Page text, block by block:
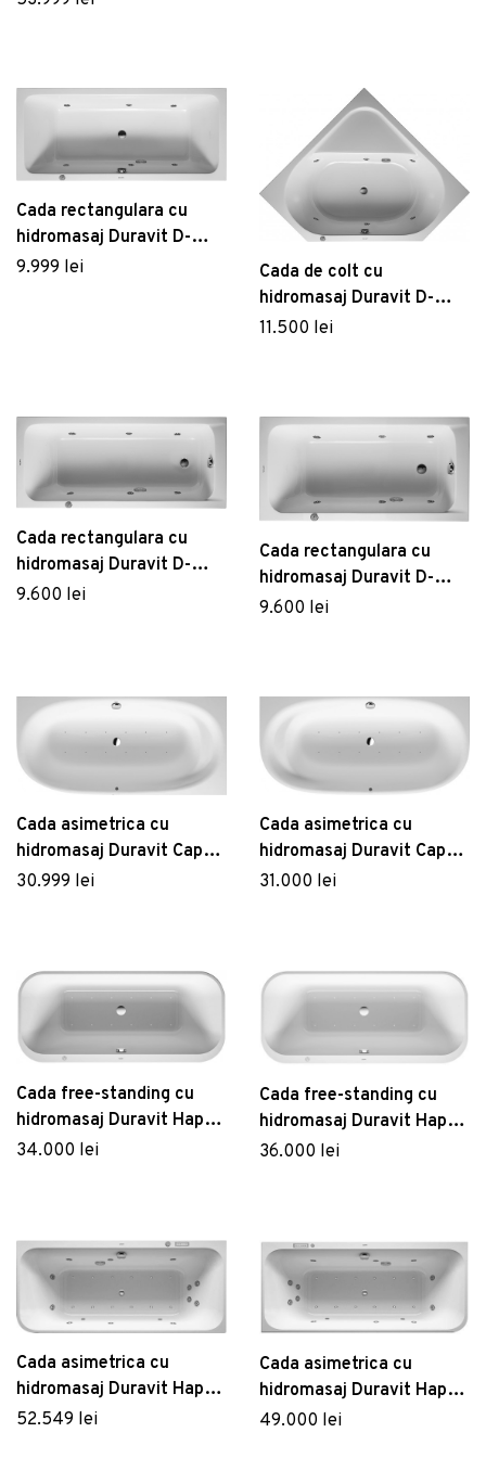
Cada rectangulara cu
hidromasaj Duravit D-
Code 180x80 cm cu Jet
9.999 lei
Cada de colt cu
hidromasaj Duravit D-
Code 140x140 cm cu Jet
11.500 lei
Cada rectangulara cu
hidromasaj Duravit D-
Code 160x70 cm cu Jet
9.600 lei
Cada rectangulara cu
hidromasaj Duravit D-
Code 150x75 cm cu Jet
9.600 lei
Cada asimetrica cu
hidromasaj Duravit Cape
Code 190x90 cm
30.999 lei
Cada asimetrica cu
hidromasaj Duravit Cape
Code 190x90 cm alb
31.000 lei
Cada free-standing cu
hidromasaj Duravit Happy
D.2 Plus 180x80 cm cu
34.000 lei
Cada free-standing cu
hidromasaj Duravit Happy
D.2 Plus 180x80 cm cu
36.000 lei
Cada asimetrica cu
hidromasaj Duravit Happy
D.2 Plus 180x80 cm acril
52.549 lei
Cada asimetrica cu
hidromasaj Duravit Happy
D.2 Plus 180x80 cm acril
49.000 lei